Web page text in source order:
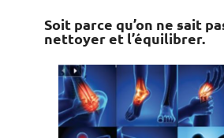
Soit parce qu’on ne sait
nettoyer et l’équilibrer.